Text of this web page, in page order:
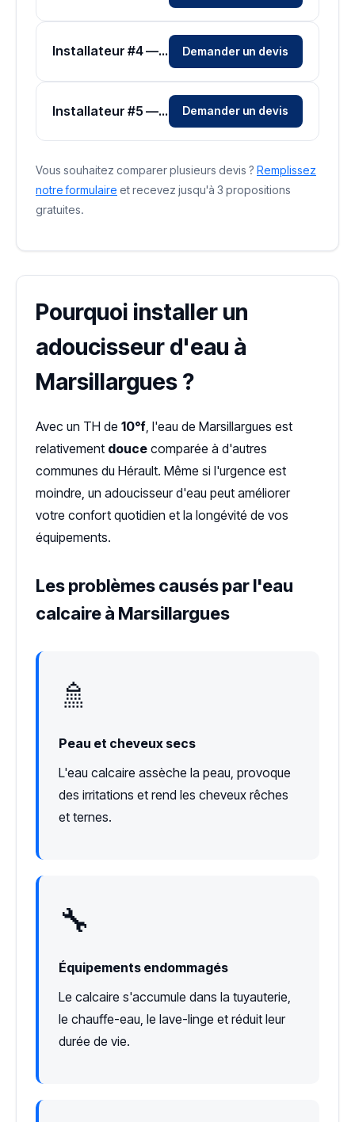
Installateur #4 — Zone Hérault Demander un devis
Installateur #5 — Zone Hérault Demander un devis
Vous souhaitez comparer plusieurs devis ? Remplissez
notre formulaire et recevez jusqu'à 3 propositions
gratuites.
Pourquoi installer un
adoucisseur d'eau à
Marsillargues ?
Avec un TH de 10°f , l'eau de Marsillargues est
relativement douce comparée à d'autres
communes du Hérault. Même si l'urgence est
moindre, un adoucisseur d'eau peut améliorer
votre confort quotidien et la longévité de vos
équipements.
Les problèmes causés par l'eau
calcaire à Marsillargues
🚿
Peau et cheveux secs
L'eau calcaire assèche la peau, provoque
des irritations et rend les cheveux rêches
et ternes.
🔧
Équipements endommagés
Le calcaire s'accumule dans la tuyauterie,
le chauffe-eau, le lave-linge et réduit leur
durée de vie.